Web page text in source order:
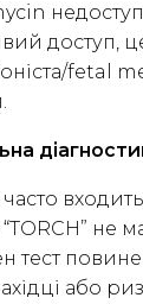
доступ,
fetal
часто
не
тест
або